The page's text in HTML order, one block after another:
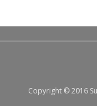
Copyright © 2016